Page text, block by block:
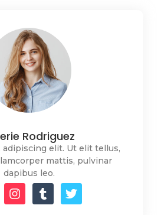
Rodriguez
adipiscing elit. Ut elit tellus,
mattis, pulvinar
dapibus leo.